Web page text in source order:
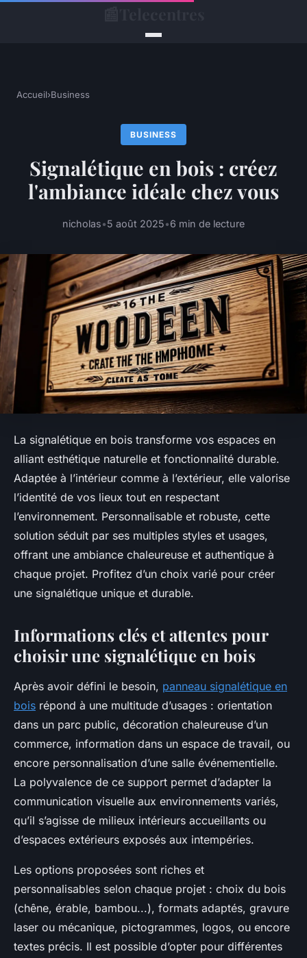
Accueil›Business
BUSINESS
Signalétique en bois : créez
l'ambiance idéale chez vous
nicholas•5 août 2025•6 min de lecture
La signalétique en bois transforme vos espaces en
alliant esthétique naturelle et fonctionnalité durable.
Adaptée à l’intérieur comme à l’extérieur, elle valorise
l’identité de vos lieux tout en respectant
l’environnement. Personnalisable et robuste, cette
solution séduit par ses multiples styles et usages,
offrant une ambiance chaleureuse et authentique à
chaque projet. Profitez d’un choix varié pour créer
une signalétique unique et durable.
Informations clés et attentes pour
choisir une signalétique en bois
Après avoir défini le besoin, panneau signalétique en
bois répond à une multitude d’usages : orientation
dans un parc public, décoration chaleureuse d’un
commerce, information dans un espace de travail, ou
encore personnalisation d’une salle événementielle.
La polyvalence de ce support permet d’adapter la
communication visuelle aux environnements variés,
qu’il s’agisse de milieux intérieurs accueillants ou
d’espaces extérieurs exposés aux intempéries.
Les options proposées sont riches et
personnalisables selon chaque projet : choix du bois
(chêne, érable, bambou...), formats adaptés, gravure
laser ou mécanique, pictogrammes, logos, ou encore
textes précis. Il est possible d’opter pour différentes